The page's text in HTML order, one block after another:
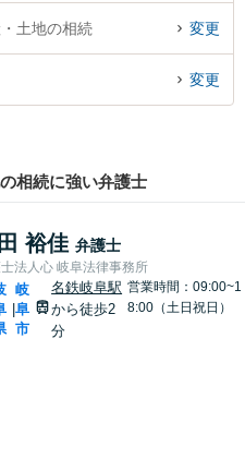
土地の相続 変更
変更
相続に強い弁護士
裕佳 弁護士
法人心 岐阜法律事務所
岐
阜
市
名鉄岐阜駅
から徒歩2
分
営業時間：09:00~1
8:00（土日祝日）